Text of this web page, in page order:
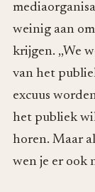
weinig aan
krijgen. ,,We
van het
excuus
het publiek
horen. Maar
wen je er ook